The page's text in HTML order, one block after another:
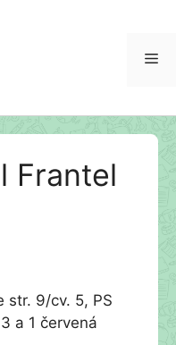
Frantel
str. 9/cv. 5, PS
a 1 červená